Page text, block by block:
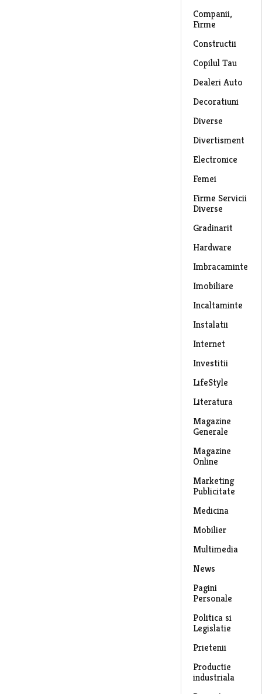
Companii,
Firme
Constructii
Copilul Tau
Dealeri Auto
Decoratiuni
Diverse
Divertisment
Electronice
Femei
Firme Servicii
Diverse
Gradinarit
Hardware
Imbracaminte
Imobiliare
Incaltaminte
Instalatii
Internet
Investitii
LifeStyle
Literatura
Magazine
Generale
Magazine
Online
Marketing
Publicitate
Medicina
Mobilier
Multimedia
News
Pagini
Personale
Politica si
Legislatie
Prietenii
Productie
industriala